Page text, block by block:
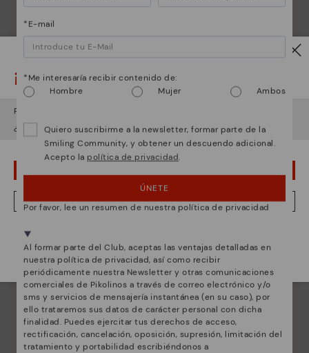
Esencia Pikolinos
Descubre más
Desde 1984 trabajamos para que cada zapato sea
único.
¡Ojo!
Parece que estás en
¿Quieres ir a la web deUSA?
NO, QUIERO VISITAR LA WEB DE ESPAÑA
Selecciona el tuyoaquí.
*E-mail
*Me interesaría recibir contenido de:
Hombre
Mujer Ambos
Quiero suscribirme a la newsletter, formar parte de la
Smiling Community, y obtener un descuendo adicional.
Acepto la política de privacidad.
ÚNETE
Por favor, lee un resumen de nuestra política de privacidad
Al formar parte del Club, aceptas las ventajas detalladas en
nuestra política de privacidad, así como recibir
periódicamente nuestra Newsletter y otras comunicaciones
comerciales de Pikolinos a través de correo electrónico y/o
sms y servicios de mensajería instantánea (en su caso), por
ello trataremos sus datos de carácter personal con dicha
finalidad. Puedes ejercitar tus derechos de acceso,
rectificación, cancelación, oposición, supresión, limitación del
tratamiento y portabilidad escribiéndonos a